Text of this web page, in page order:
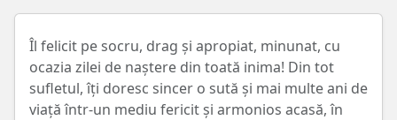
Îl felicit pe socru, drag și apropiat, minunat, cu
ocazia zilei de naștere din toată inima! Din tot
sufletul, îți doresc sincer o sută și mai multe ani de
viață într-un mediu fericit și armonios acasă, în